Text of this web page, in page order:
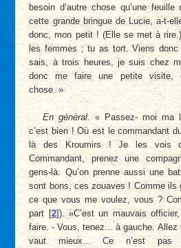
besoin d’autre chose qu’une
cette grande bringue de Lucie, a-t-
donc, mon petit ! (Elle se met à
les femmes ; tu as tort. Viens
sais, à trois heures, je suis chez
donc me faire une petite visite,
chose. »
En général . « Passez- moi ma
c’est bien ! Où est le commandant
là des Kroumirs ! Je les vois
Commandant, prenez une
gens-là. Qu’on prenne aussi une
sont bons, ces zouaves ! Comme ils
ce que vous me voulez, vous ?
part [2]). »C’est un mauvais
faire. - Vous, tenez... à gauche. Allez
vaut mieux... Ce n’est